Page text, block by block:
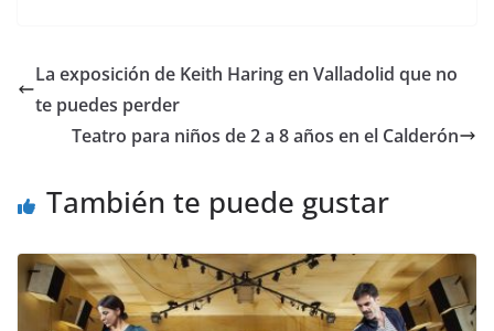
s
A
p
e
b
o
k
er p
tir
La exposición de Keith Haring en Valladolid que no
te puedes perder
Teatro para niños de 2 a 8 años en el Calderón
También te puede gustar